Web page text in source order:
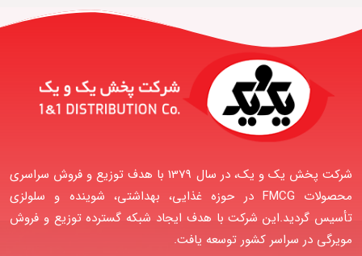
شرکت پخش یک و یک، در سال 1379 با هدف توزیع و فروش سراسری
محصولات FMCG در حوزه غذایی، بهداشتی، شوینده و سلولزی
تأسیس گردید.این شرکت با هدف ایجاد شبکه گسترده توزیع و فروش
مویرگی در سراسر کشور توسعه یافت.